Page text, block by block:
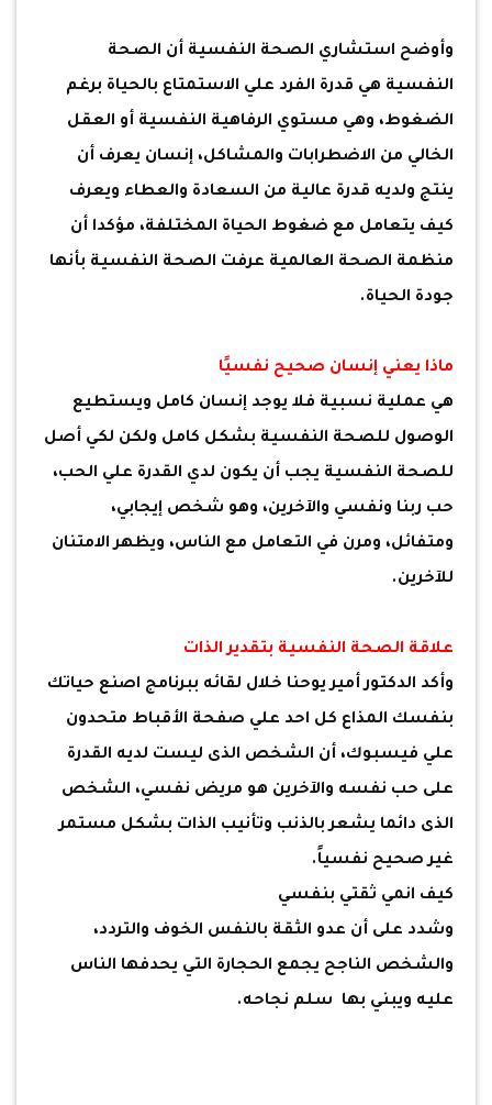
وأوضح استشاري الصحة النفسية أن الصحة
النفسية هي قدرة الفرد علي الاستمتاع بالحياة برغم
الضغوط، وهي مستوي الرفاهية النفسية أو العقل
الخالي من الاضطرابات والمشاكل، إنسان يعرف أن
ينتج ولديه قدرة عالية من السعادة والعطاء ويعرف
كيف يتعامل مع ضغوط الحياة المختلفة، مؤكدا أن
منظمة الصحة العالمية عرفت الصحة النفسية بأنها
جودة الحياة.
ماذا يعني إنسان صحيح نفسيًا
هي عملية نسبية فلا يوجد إنسان كامل ويستطيع
الوصول للصحة النفسية بشكل كامل ولكن لكي أصل
للصحة النفسية يجب أن يكون لدي القدرة علي الحب،
حب ربنا ونفسي والآخرين، وهو شخص إيجابي،
ومتفائل، ومرن في التعامل مع الناس، ويظهر الامتنان
للآخرين.
علاقة الصحة النفسية بتقدير الذات
وأكد الدكتور أمير يوحنا خلال لقائه ببرنامج اصنع حياتك
بنفسك المذاع كل احد علي صفحة الأقباط متحدون
علي فيسبوك، أن الشخص الذى ليست لديه القدرة
على حب نفسه والآخرين هو مريض نفسي، الشخص
الذى دائما يشعر بالذنب وتأنيب الذات بشكل مستمر
غير صحيح نفسياً.
كيف انمي ثقتي بنفسي
وشدد على أن عدو الثقة بالنفس الخوف والتردد،
والشخص الناجح يجمع الحجارة التي يحدفها الناس
عليه ويبني بها سلم نجاحه.